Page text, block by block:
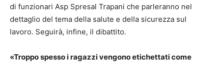
di funzionari Asp Spresal Trapani che parleranno nel
dettaglio del tema della salute e della sicurezza sul
lavoro. Seguirà, infine, il dibattito.
«Troppo spesso i ragazzi vengono etichettati come